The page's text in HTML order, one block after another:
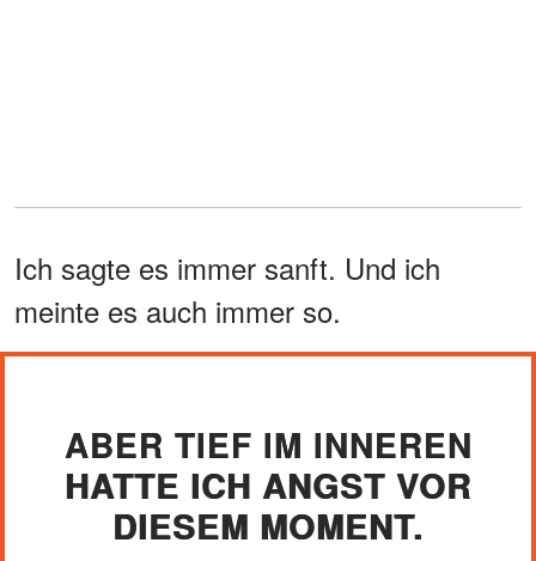
Ich sagte es immer sanft. Und ich
meinte es auch immer so.
ABER TIEF IM INNEREN
HATTE ICH ANGST VOR
DIESEM MOMENT.